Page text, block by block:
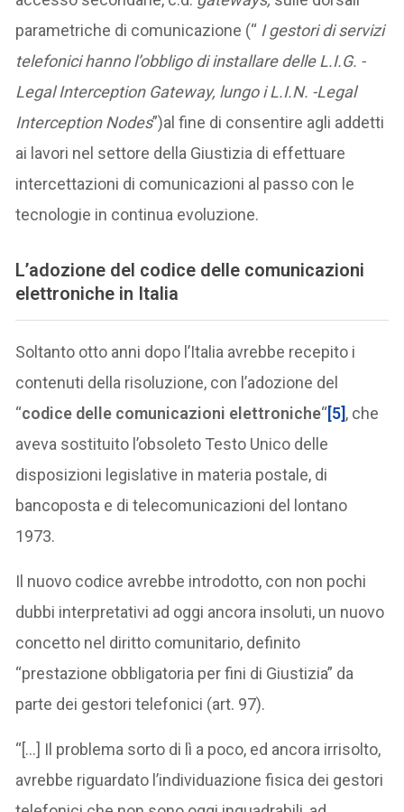
parametriche di comunicazione (“ I gestori di servizi
telefonici hanno l’obbligo di installare delle L.I.G. -
Legal Interception Gateway, lungo i L.I.N. -Legal
Interception Nodes”)al fine di consentire agli addetti
ai lavori nel settore della Giustizia di effettuare
intercettazioni di comunicazioni al passo con le
tecnologie in continua evoluzione.
L’adozione del codice delle comunicazioni
elettroniche in Italia
Soltanto otto anni dopo l’Italia avrebbe recepito i
contenuti della risoluzione, con l’adozione del
“codice delle comunicazioni elettroniche“[5], che
aveva sostituito l’obsoleto Testo Unico delle
disposizioni legislative in materia postale, di
bancoposta e di telecomunicazioni del lontano
1973.
Il nuovo codice avrebbe introdotto, con non pochi
dubbi interpretativi ad oggi ancora insoluti, un nuovo
concetto nel diritto comunitario, definito
“prestazione obbligatoria per fini di Giustizia” da
parte dei gestori telefonici (art. 97).
“[…] Il problema sorto di lì a poco, ed ancora irrisolto,
avrebbe riguardato l’individuazione fisica dei gestori